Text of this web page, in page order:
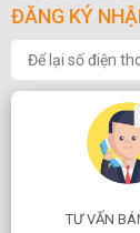
ĐĂNG KÝ
TƯ VẤN